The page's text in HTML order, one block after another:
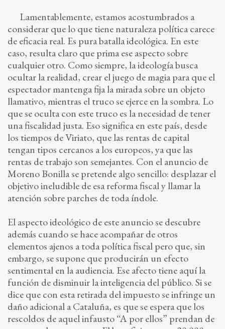
Lamentablemente, estamos acostumbrados a
considerar que lo que tiene naturaleza política carece
de eficacia real. Es pura batalla ideológica. En este
caso, resulta claro que prima ese aspecto sobre
cualquier otro. Como siempre, la ideología busca
ocultar la realidad, crear el juego de magia para que el
espectador mantenga fija la mirada sobre un objeto
llamativo, mientras el truco se ejerce en la sombra. Lo
que se oculta con este truco es la necesidad de tener
una fiscalidad justa. Eso significa en este país, desde
los tiempos de Viriato, que las rentas de capital
tengan tipos cercanos a los europeos, ya que las
rentas de trabajo son semejantes. Con el anuncio de
Moreno Bonilla se pretende algo sencillo: desplazar el
objetivo ineludible de esa reforma fiscal y llamar la
atención sobre parches de toda índole.
El aspecto ideológico de este anuncio se descubre
además cuando se hace acompañar de otros
elementos ajenos a toda política fiscal pero que, sin
embargo, se supone que producirán un efecto
sentimental en la audiencia. Ese afecto tiene aquí la
función de disminuir la inteligencia del público. Si se
dice que con esta retirada del impuesto se infringe un
daño adicional a Cataluña, es que se espera que los
rescoldos de aquel infausto “A por ellos” prendan de